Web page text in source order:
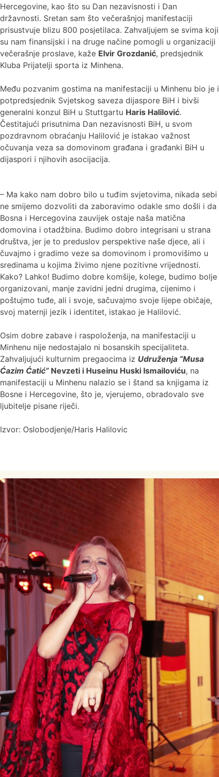
Hercegovine, kao što su Dan nezavisnosti i Dan
državnosti. Sretan sam što večerašnjoj manifestaciji
prisustvuje blizu 800 posjetilaca. Zahvaljujem se svima koji
su nam finansijski i na druge načine pomogli u organizaciji
večerašnje proslave, kaže Elvir Grozdanić, predsjednik
Kluba Prijatelji sporta iz Minhena.
Među pozvanim gostima na manifestaciji u Minhenu bio je i
potpredsjednik Svjetskog saveza dijaspore BiH i bivši
generalni konzul BiH u Stuttgartu Haris Halilović.
Čestitajući prisutnima Dan nezavisnosti BiH, u svom
pozdravnom obraćanju Halilović je istakao važnost
očuvanja veza sa domovinom građana i građanki BiH u
dijaspori i njihovih asocijacija.
– Ma kako nam dobro bilo u tuđim svjetovima, nikada sebi
ne smijemo dozvoliti da zaboravimo odakle smo došli i da
Bosna i Hercegovina zauvijek ostaje naša matična
domovina i otadžbina. Budimo dobro integrisani u strana
društva, jer je to preduslov perspektive naše djece, ali i
čuvajmo i gradimo veze sa domovinom i promovišimo u
sredinama u kojima živimo njene pozitivne vrijednosti.
Kako? Lahko! Budimo dobre komšije, kolege, budimo bolje
organizovani, manje zavidni jedni drugima, cijenimo i
poštujmo tuđe, ali i svoje, sačuvajmo svoje lijepe običaje,
svoj maternji jezik i identitet, istakao je Halilović.
Osim dobre zabave i raspoloženja, na manifestaciji u
Minhenu nije nedostajalo ni bosanskih specijaliteta.
Zahvaljujući kulturnim pregaocima iz Udruženja “Musa
Ćazim Ćatić” Nevzeti i Huseinu Huski Ismailoviću, na
manifestaciji u Minhenu nalazio se i štand sa knjigama iz
Bosne i Hercegovine, što je, vjerujemo, obradovalo sve
ljubitelje pisane riječi.
Izvor: Oslobodjenje/Haris Halilovic